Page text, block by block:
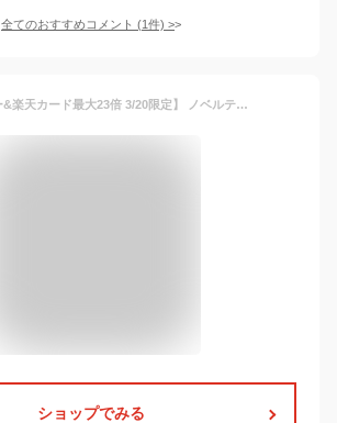
全てのおすすめコメント (1件) >
【エントリー&楽天カード最大23倍 3/20限定】 ノベルティ付 【正規品5年保証】 エースジーン スーツケース ace.GENE ジェットエクセル JETEXCEL キャリーケース 機内持ち込み フロントオープン Sサイズ 34L 1泊 2泊 ノートPC ビジネス エース メンズ レディース 06854
ショップでみる